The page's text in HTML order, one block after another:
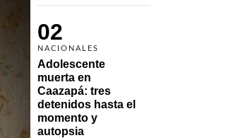
02
NACIONALES
Adolescente
muerta en
Caazapá: tres
detenidos hasta el
momento y
autopsia